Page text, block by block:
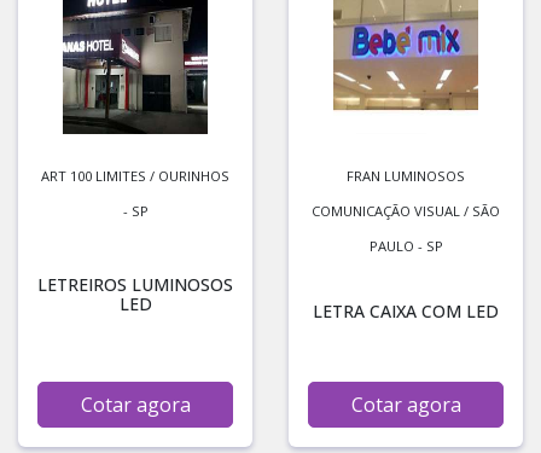
ART 100 LIMITES / OURINHOS
- SP
LETREIROS LUMINOSOS
LED
Cotar agora
FRAN LUMINOSOS
COMUNICAÇÃO VISUAL / SÃO
PAULO - SP
LETRA CAIXA COM LED
Cotar agora